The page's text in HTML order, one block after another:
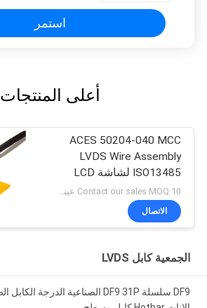
استمر
أعلى المنتجات
ACES 50204-040 MCC
LVDS Wire Assembly
ISO13485 لشاشة LCD
الطبية
Contact our sales MOQ:10 عينات
الاتصال
الجمعية كابل LVDS